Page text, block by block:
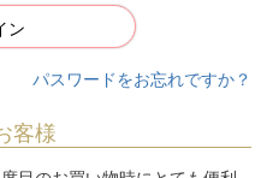
ン
パスワードをお忘れですか？
客様